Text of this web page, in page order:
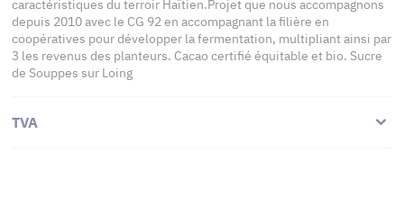
caractéristiques du terroir Haïtien.Projet que nous accompagnons
depuis 2010 avec le CG 92 en accompagnant la filière en
coopératives pour développer la fermentation, multipliant ainsi par
3 les revenus des planteurs. Cacao certifié équitable et bio. Sucre
de Souppes sur Loing
TVA